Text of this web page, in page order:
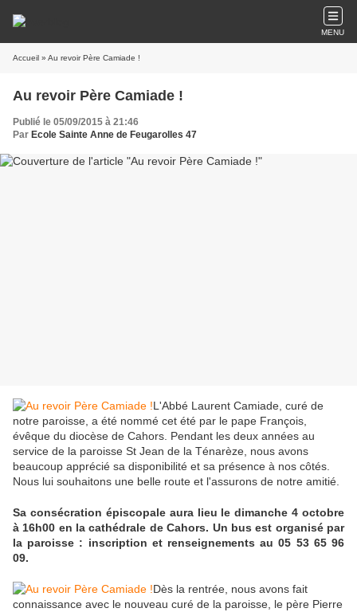
MENU
Accueil » Au revoir Père Camiade !
Au revoir Père Camiade !
Publié le 05/09/2015 à 21:46
Par Ecole Sainte Anne de Feugarolles 47
L'Abbé Laurent Camiade, curé de
notre paroisse, a été nommé cet été par le pape François,
évêque du diocèse de Cahors. Pendant les deux années au
service de la paroisse St Jean de la Ténarèze, nous avons
beaucoup apprécié sa disponibilité et sa présence à nos côtés.
Nous lui souhaitons une belle route et l'assurons de notre amitié.
Sa consécration épiscopale aura lieu le dimanche 4 octobre
à 16h00 en la cathédrale de Cahors. Un bus est organisé par
la paroisse : inscription et renseignements au 05 53 65 96
09.
Dès la rentrée, nous avons fait
connaissance avec le nouveau curé de la paroisse, le père Pierre